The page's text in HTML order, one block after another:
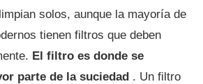
solos, aunque la mayoría de
tienen filtros que deben
El filtro es donde se
parte de la suciedad . Un filtro